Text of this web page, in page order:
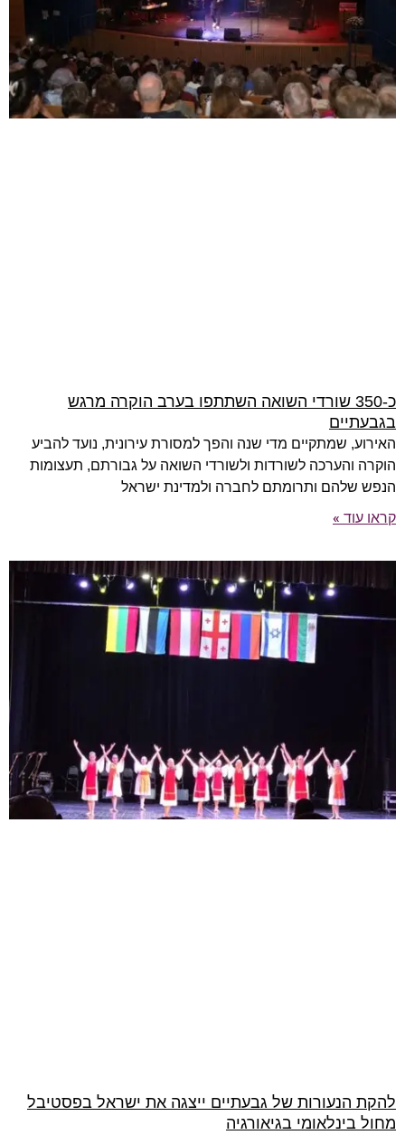
כ-350 שורדי השואה השתתפו בערב הוקרה מרגש
בגבעתיים
האירוע, שמתקיים מדי שנה והפך למסורת עירונית, נועד להביע
הוקרה והערכה לשורדות ולשורדי השואה על גבורתם, תעצומות
הנפש שלהם ותרומתם לחברה ולמדינת ישראל
קראו עוד »
להקת הנעורות של גבעתיים ייצגה את ישראל בפסטיבל
מחול בינלאומי בגיאורגיה